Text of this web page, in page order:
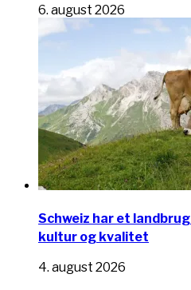
6. august 2026
Schweiz har et
kultur og kvalitet
4. august 2026